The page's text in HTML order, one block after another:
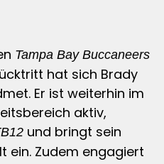
Tampa Bay Buccaneers
hat sich Brady
Er ist weiterhin im
aktiv,
und bringt sein
ein. Zudem engagiert